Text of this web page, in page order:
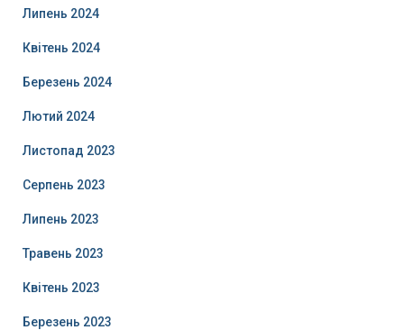
Липень 2024
Квітень 2024
Березень 2024
Лютий 2024
Листопад 2023
Серпень 2023
Липень 2023
Травень 2023
Квітень 2023
Березень 2023